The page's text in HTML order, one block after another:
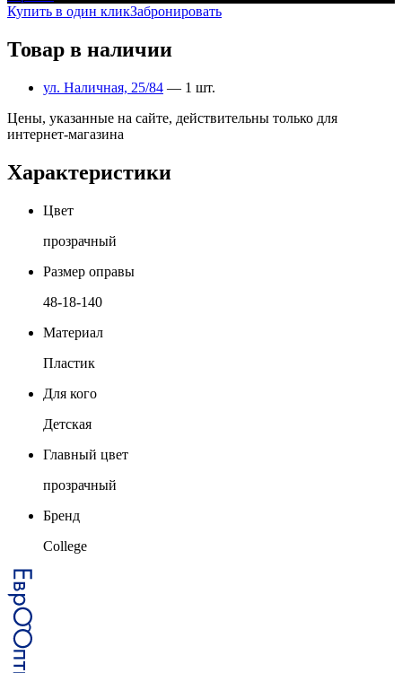
Купить в один кликЗабронировать
Товар в наличии
ул. Наличная, 25/84 — 1 шт.
Цены, указанные на сайте, действительны только для
интернет-магазина
Характеристики
Цвет
прозрачный
Размер оправы
48-18-140
Материал
Пластик
Для кого
Детская
Главный цвет
прозрачный
Бренд
College